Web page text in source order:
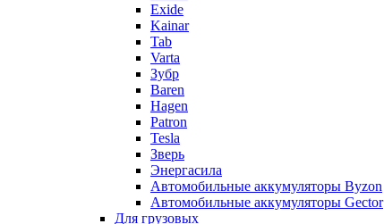
Exide
Kainar
Tab
Varta
Зубр
Baren
Hagen
Patron
Tesla
Зверь
Энергасила
Автомобильные аккумуляторы Byzon
Автомобильные аккумуляторы Gector
Для грузовых